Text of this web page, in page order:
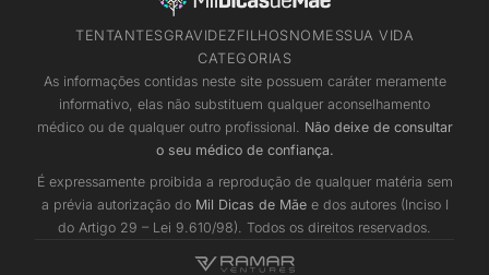
TENTANTESGRAVIDEZ FILHOSNOMESSUA VIDA
CATEGORIAS
As informações contidas neste site possuem caráter meramente
informativo, elas não substituem qualquer aconselhamento
médico ou de qualquer outro profissional. Não deixe de consultar
o seu médico de confiança.
É expressamente proibida a reprodução de qualquer matéria sem
a prévia autorização do Mil Dicas de Mãee dos autores (Inciso I
do Artigo 29 – Lei 9.610/98). Todos os direitos reservados.